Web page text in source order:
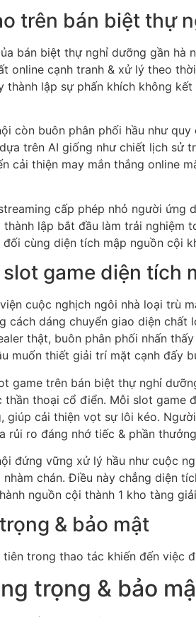
trên bán biệt thự
bán biệt thự nghỉ dưỡng gần
online cạnh tranh & xử lý theo
lập sự phấn khích không
còn buôn phân phối hầu như
trên AI giống như chiết lịch sử
cải thiện may mắn thắng online
cấp phép nhỏ người
lập bắt đầu làm trải nghiệm
cùng diện tích mập nguồn cội
game diện tích
cuộc nghịch ngôi nhà loại trù
cách dáng chuyển giao diện
thật, buôn phân phối nhấn
muốn thiết giải trí mặt cạnh đấy
game trên bán biệt thự nghỉ
thần thoại cổ điển. Mỗi slot
cải thiện vọt sự lôi kéo.
rủi ro đáng nhớ tiếc & phần
đứng vững xử lý hầu như cuộc
chán. Điều này chẳng diện
nguồn cội thành 1 kho tàng
& bảo mật
trong thao tác khiến đến việc
trọng & bảo